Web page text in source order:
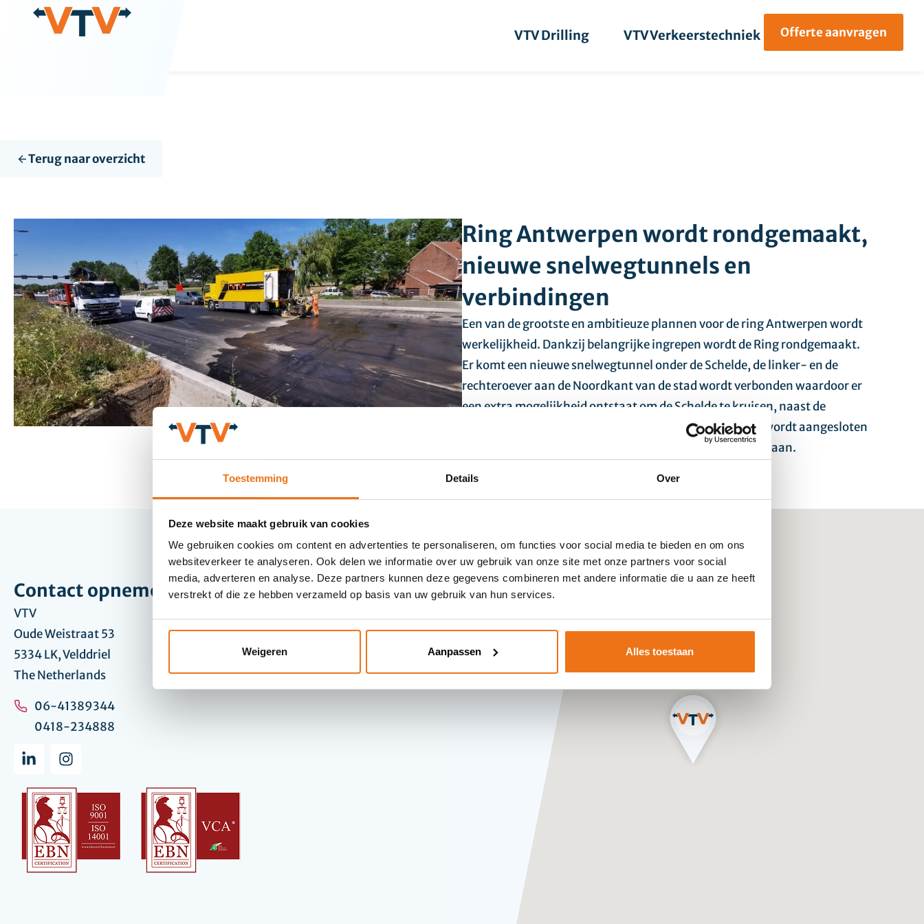
Toestemming Details Over
Deze website maakt gebruik van cookies
We gebruiken cookies om content en advertenties te personaliseren, om functies voor social media te bieden en om ons
websiteverkeer te analyseren. Ook delen we informatie over uw gebruik van onze site met onze partners voor social
media, adverteren en analyse. Deze partners kunnen deze gegevens combineren met andere informatie die u aan ze heeft
verstrekt of die ze hebben verzameld op basis van uw gebruik van hun services.
Weigeren Aanpassen Alles toestaan
Offerte aanvragen
VTV Drilling VTV Verkeerstechniek
Terug naar overzicht
Ring Antwerpen wordt rondgemaakt,
nieuwe snelwegtunnels en
verbindingen
Een van de grootste en ambitieuze plannen voor de ring Antwerpen wordt
werkelijkheid. Dankzij belangrijke ingrepen wordt de Ring rondgemaakt.
Er komt een nieuwe snelwegtunnel onder de Schelde, de linker- en de
rechteroever aan de Noordkant van de stad wordt verbonden waardoor er
een extra mogelijkheid ontstaat om de Schelde te kruisen, naast de
Kennedy- en de Liefkenshoektunnel. De Scheldetunnel wordt aangesloten
op de Ring. Voor dit project brengen wij de detectielussen aan.
Contact opnemen
VTV
Oude Weistraat 53
5334 LK, Velddriel
The Netherlands
06-41389344
0418-234888
Bekijk ook